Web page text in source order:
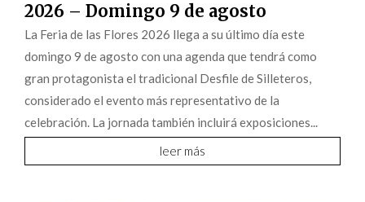
2026 – Domingo 9 de agosto
La Feria de las Flores 2026 llega a su último día este
domingo 9 de agosto con una agenda que tendrá como
gran protagonista el tradicional Desfile de Silleteros,
considerado el evento más representativo de la
celebración. La jornada también incluirá exposiciones...
leer más